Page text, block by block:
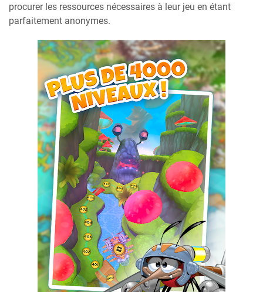
procurer les ressources nécessaires à leur jeu en étant
parfaitement anonymes.